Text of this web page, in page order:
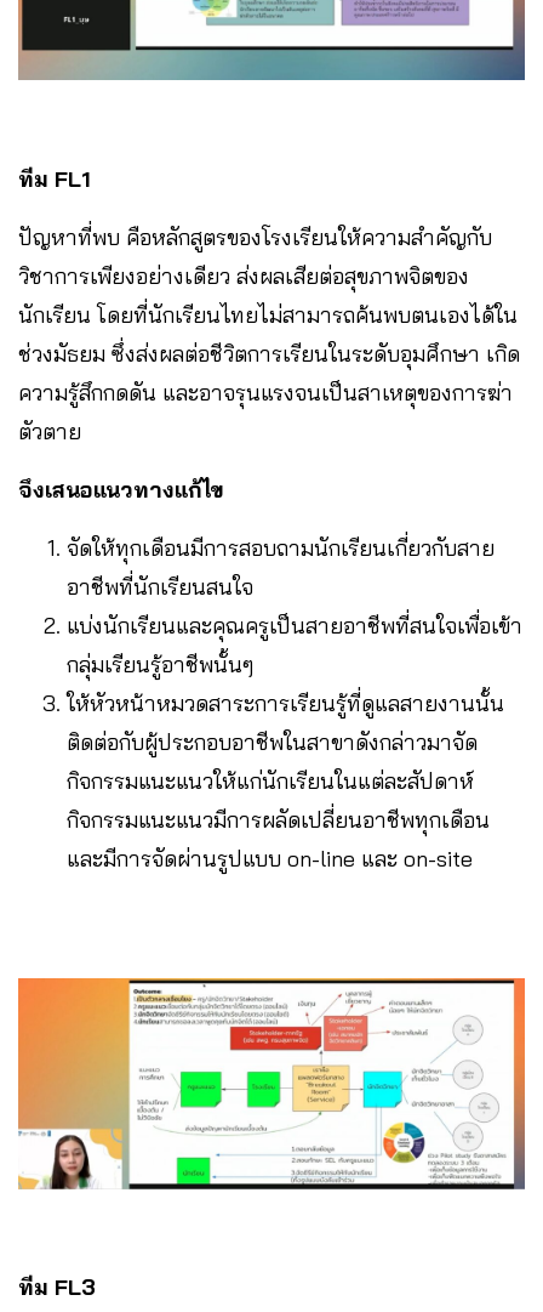
ทีม FL1
ปัญหาที่พบ คือหลักสูตรของโรงเรียนให้ความสำคัญกับ
วิชาการเพียงอย่างเดียว ส่งผลเสียต่อสุขภาพจิตของ
นักเรียน โดยที่นักเรียนไทยไม่สามารถค้นพบตนเองได้ใน
ช่วงมัธยม ซึ่งส่งผลต่อชีวิตการเรียนในระดับอุมศึกษา เกิด
ความรู้สึกกดดัน และอาจรุนแรงจนเป็นสาเหตุของการฆ่า
ตัวตาย
จึงเสนอแนวทางแก้ไข
จัดให้ทุกเดือนมีการสอบถามนักเรียนเกี่ยวกับสาย
อาชีพที่นักเรียนสนใจ
แบ่งนักเรียนและคุณครูเป็นสายอาชีพที่สนใจเพื่อเข้า
กลุ่มเรียนรู้อาชีพนั้นๆ
ให้หัวหน้าหมวดสาระการเรียนรู้ที่ดูแลสายงานนั้น
ติดต่อกับผู้ประกอบอาชีพในสาขาดังกล่าวมาจัด
กิจกรรมแนะแนวให้แก่นักเรียนในแต่ละสัปดาห์
กิจกรรมแนะแนวมีการผลัดเปลี่ยนอาชีพทุกเดือน
และมีการจัดผ่านรูปแบบ on-line และ on-site
ทีม FL3